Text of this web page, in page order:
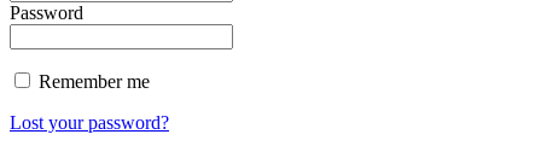
Password
Remember me
Lost your password?